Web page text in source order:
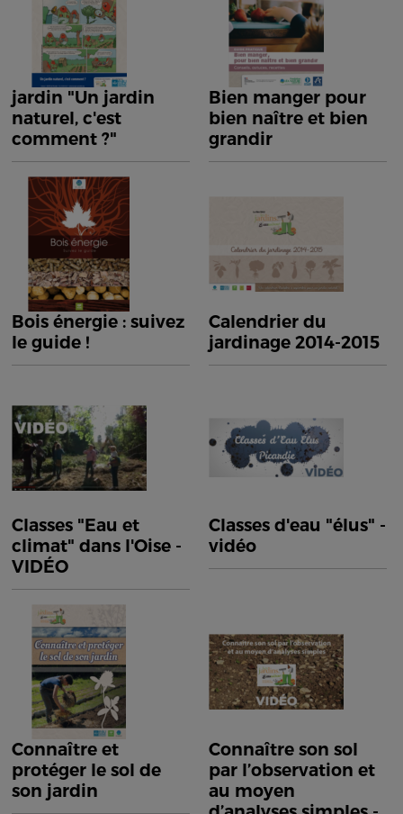
jardin "Un jardin
naturel, c'est
comment ?"
Bien manger pour
bien naître et bien
grandir
Bois énergie : suivez
le guide !
Calendrier du
jardinage 2014-2015
Classes "Eau et
climat" dans l'Oise -
VIDÉO
Classes d'eau "élus" -
vidéo
Connaître et
protéger le sol de
son jardin
Connaître son sol
par l’observation et
au moyen